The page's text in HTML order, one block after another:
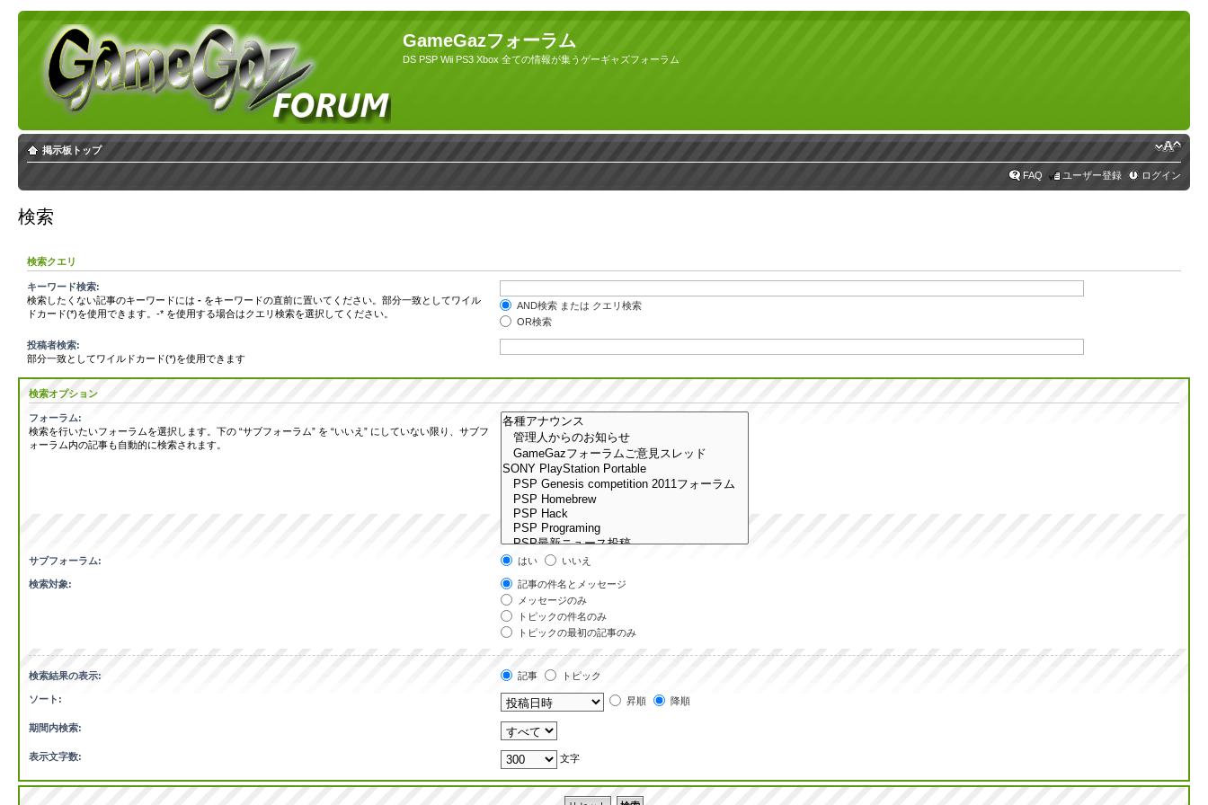
GameGazフォーラム
DS PSP Wii PS3 Xbox 全ての情報が集うゲーギャズフォーラム
掲示板トップ
FAQ ユーザー登録 ログイン
検索
検索クエリ
キーワード検索:
検索したくない記事のキーワードには - をキーワードの直前に置いてください。部分一致としてワイル
ドカード(*)を使用できます。-* を使用する場合はクエリ検索を選択してください。
AND検索 または クエリ検索
OR検索
投稿者検索:
部分一致としてワイルドカード(*)を使用できます
検索オプション
フォーラム:
検索を行いたいフォーラムを選択します。下の “サブフォーラム” を “いいえ” にしていない限り、サブフ
ォーラム内の記事も自動的に検索されます。
サブフォーラム: はい いいえ
検索対象:
記事の件名とメッセージ
メッセージのみ
トピックの件名のみ
トピックの最初の記事のみ
検索結果の表示: 記事 トピック
ソート: 昇順 降順
期間内検索:
表示文字数: 文字